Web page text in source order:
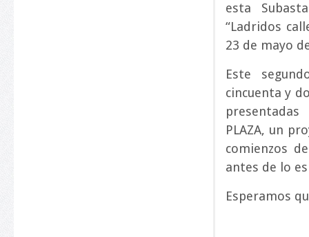
esta
“Ladridos
23 de mayo
Este
cincuenta y
PLAZA, un
comienzos
antes de lo
Esperamos